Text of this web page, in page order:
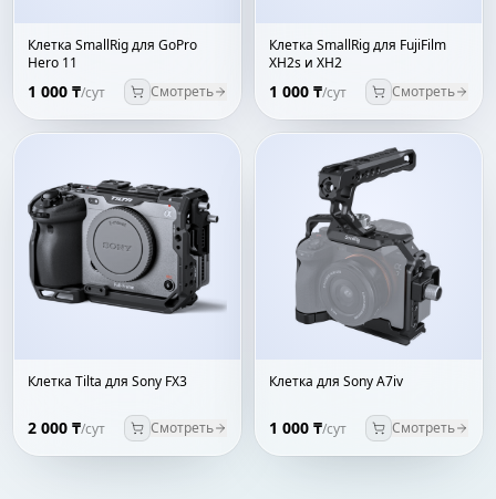
Клетка SmallRig для GoPro
Hero 11
1 000 ₸/сут Смотреть
Клетка SmallRig для FujiFilm
XH2s и XH2
1 000 ₸/сут Смотреть
Клетка Tilta для Sony FX3
2 000 ₸/сут Смотреть
Клетка для Sony A7iv
1 000 ₸/сут Смотреть